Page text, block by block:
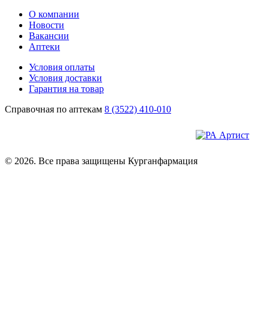
О компании
Новости
Вакансии
Аптеки
Условия оплаты
Условия доставки
Гарантия на товар
Справочная по аптекам 8 (3522) 410-010
© 2026. Все права защищены Курганфармация